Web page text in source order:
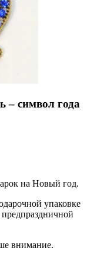
– символ года
на Новый год.
упаковке
внимание.